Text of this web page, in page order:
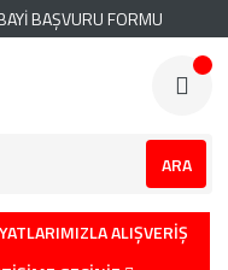
BAŞVURU FORMU
ARA
ALIŞVERİŞ